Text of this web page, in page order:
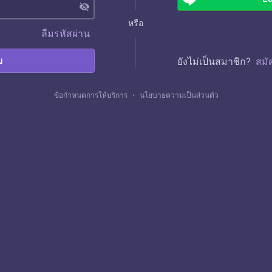
visibility_off
ลืมรหัสผ่าน
หรือ
ยังไม่เป็นสมาชิก? สมั
ข้อกำหนดการให้บริการ ・ นโยบายความเป็นส่วนตัว